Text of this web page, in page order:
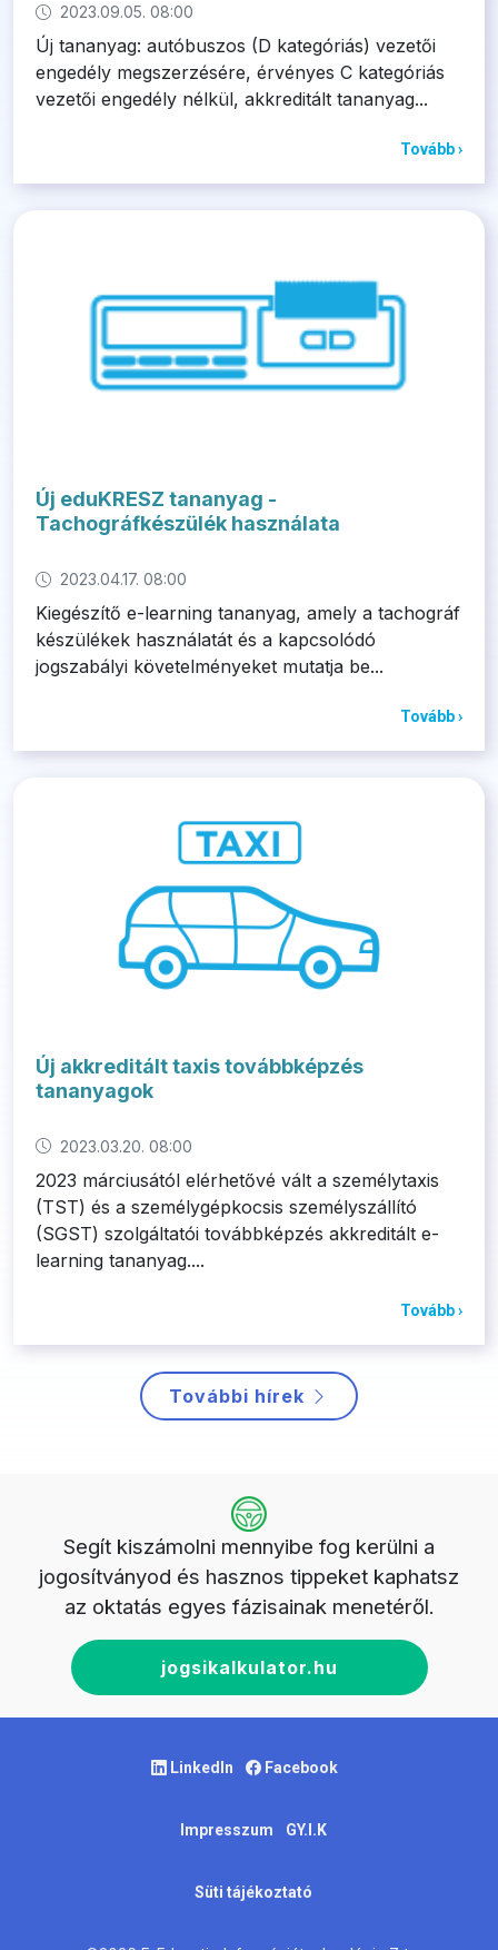
2023.09.05. 08:00
Új tananyag: autóbuszos (D kategóriás) vezetői
engedély megszerzésére, érvényes C kategóriás
vezetői engedély nélkül, akkreditált tananyag...
Tovább ›
Új eduKRESZ tananyag -
Tachográfkészülék használata
2023.04.17. 08:00
Kiegészítő e-learning tananyag, amely a tachográf
készülékek használatát és a kapcsolódó
jogszabályi követelményeket mutatja be...
Tovább ›
Új akkreditált taxis továbbképzés
tananyagok
2023.03.20. 08:00
2023 márciusától elérhetővé vált a személytaxis
(TST) és a személygépkocsis személyszállító
(SGST) szolgáltatói továbbképzés akkreditált e-
learning tananyag....
Tovább ›
További hírek
Segít kiszámolni mennyibe fog kerülni a
jogosítványod és hasznos tippeket kaphatsz
az oktatás egyes fázisainak menetéről.
jogsikalkulator.hu
LinkedIn Facebook
Impresszum GY.I.K
Süti tájékoztató